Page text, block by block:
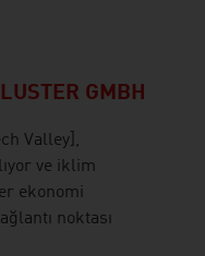
GMBH
Valley],
ve iklim
ekonomi
noktası